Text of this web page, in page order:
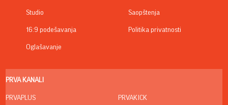
Studio
16:9 podešavanja
Oglašavanje
Saopštenja
Politika privatnosti
PRVA KANALI
PRVAPLUS PRVAKICK